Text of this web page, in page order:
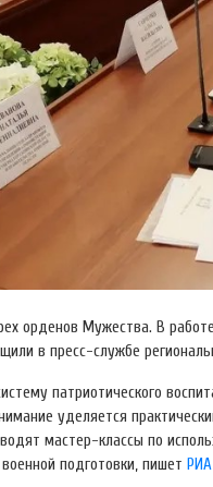
орденов Мужества. В
в пресс-службе
патриотического
уделяется
мастер-классы по
подготовки, пишет